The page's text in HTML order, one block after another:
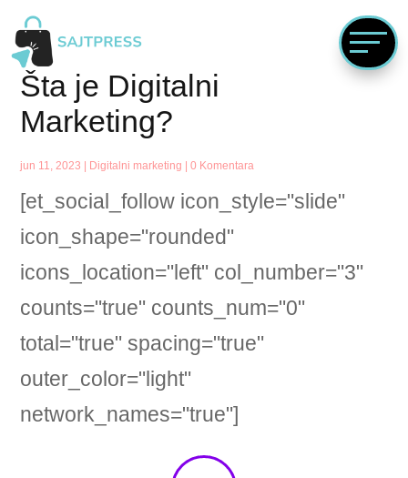
Šta je Digitalni
Marketing?
jun 11, 2023 Digitalni marketing |0 Komentara
[et_social_follow icon_style="slide"
icon_shape="rounded"
icons_location="left" col_number="3"
counts="true" counts_num="0"
total="true" spacing="true"
outer_color="light"
network_names="true"]